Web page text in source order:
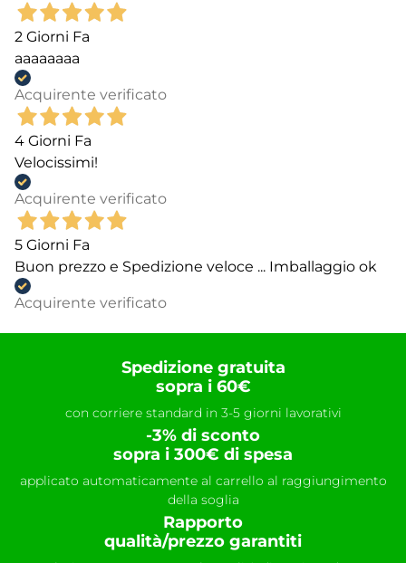
2 Giorni Fa
aaaaaaaa
Acquirente verificato
4 Giorni Fa
Velocissimi!
Acquirente verificato
5 Giorni Fa
Buon prezzo e Spedizione veloce ... Imballaggio ok
Acquirente verificato
Spedizione gratuita
sopra i 60€
con corriere standard in 3-5 giorni lavorativi
-3% di sconto
sopra i 300€ di spesa
applicato automaticamente al carrello al raggiungimento
della soglia
Rapporto
qualità/prezzo garantiti